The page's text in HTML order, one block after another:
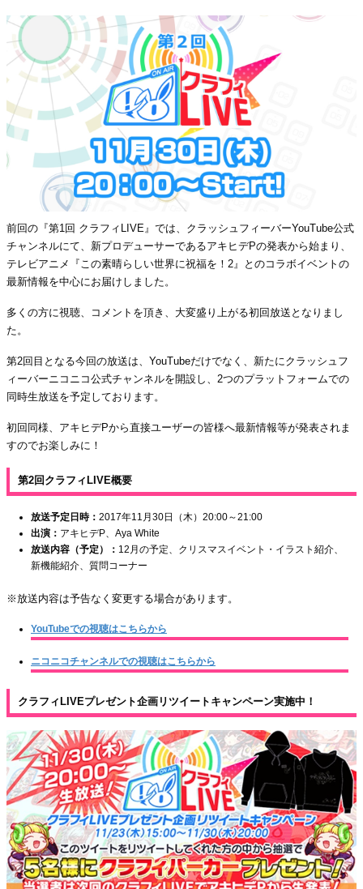
前回の『第1回 クラフィLIVE』では、クラッシュフィーバーYouTube公式
チャンネルにて、新プロデューサーであるアキヒデPの発表から始まり、
テレビアニメ『この素晴らしい世界に祝福を！2』とのコラボイベントの
最新情報を中心にお届けしました。
多くの方に視聴、コメントを頂き、大変盛り上がる初回放送となりまし
た。
第2回目となる今回の放送は、YouTubeだけでなく、新たにクラッシュフ
ィーバーニコニコ公式チャンネルを開設し、2つのプラットフォームでの
同時生放送を予定しております。
初回同様、アキヒデPから直接ユーザーの皆様へ最新情報等が発表されま
すのでお楽しみに！
第2回クラフィLIVE概要
放送予定日時： 2017年11月30日（木）20:00～21:00
出演： アキヒデP、Aya White
放送内容（予定）： 12月の予定、クリスマスイベント・イラスト紹介、
新機能紹介、質問コーナー
※放送内容は予告なく変更する場合があります。
YouTubeでの視聴はこちらから
ニコニコチャンネルでの視聴はこちらから
クラフィLIVEプレゼント企画リツイートキャンペーン実施中！